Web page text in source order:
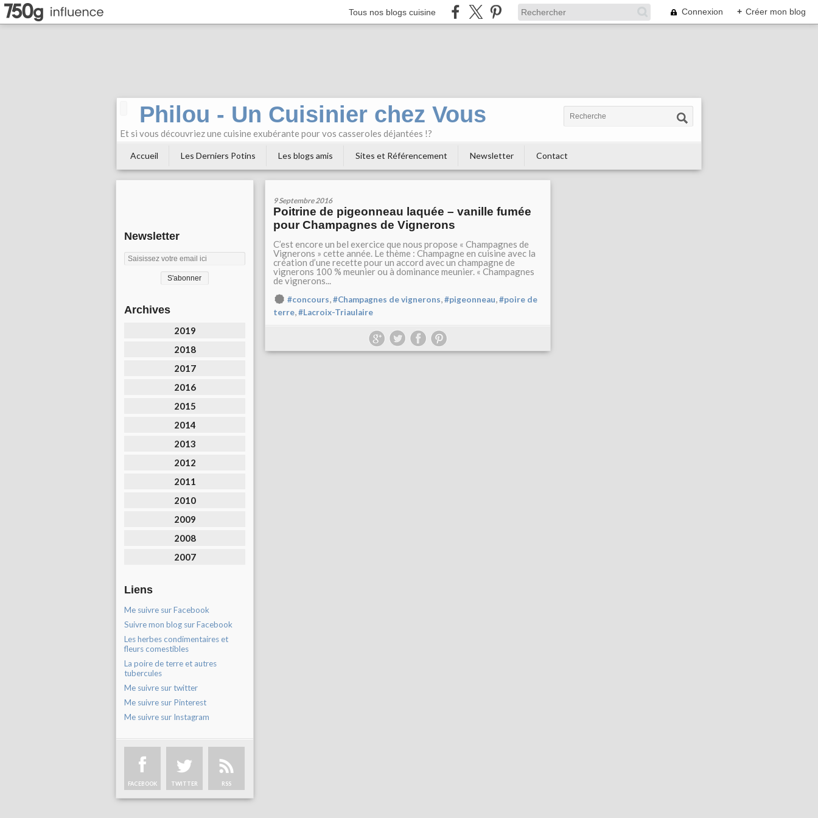
Tous nos blogs cuisine Connexion + Créer mon blog
Philou - Un Cuisinier chez Vous
Et si vous découvriez une cuisine exubérante pour vos casseroles déjantées !?
Accueil Les Derniers Potins Les blogs amis Sites et Référencement Newsletter Contact
Newsletter
Archives
2019
2018
2017
2016
2015
2014
2013
2012
2011
2010
2009
2008
2007
Liens
Me suivre sur Facebook
Suivre mon blog sur Facebook
Les herbes condimentaires et
fleurs comestibles
La poire de terre et autres
tubercules
Me suivre sur twitter
Me suivre sur Pinterest
Me suivre sur Instagram
FACEBOOK TWITTER RSS
9 Septembre 2016
Poitrine de pigeonneau laquée – vanille fumée
pour Champagnes de Vignerons
C’est encore un bel exercice que nous propose « Champagnes de
Vignerons » cette année. Le thème : Champagne en cuisine avec la
création d’une recette pour un accord avec un champagne de
vignerons 100 % meunier ou à dominance meunier. « Champagnes
de vignerons...
#concours,#Champagnes de vignerons,#pigeonneau,#poire de
terre,#Lacroix-Triaulaire